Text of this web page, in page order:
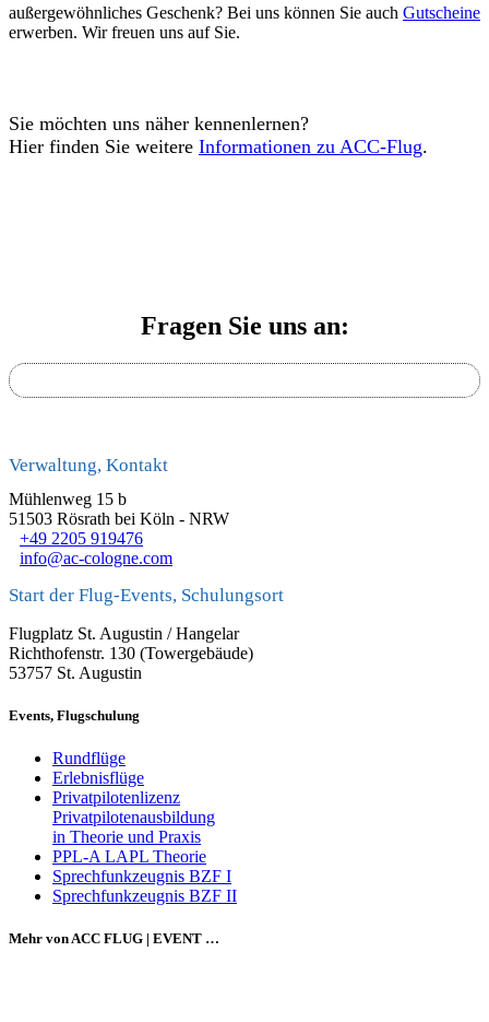
außergewöhnliches Geschenk? Bei uns können Sie auch Gutscheine
erwerben. Wir freuen uns auf Sie.
Sie möchten uns näher kennenlernen?
Hier finden Sie weitere Informationen zu ACC-Flug.
Fragen Sie uns an:
Verwaltung, Kontakt
Mühlenweg 15 b
51503 Rösrath bei Köln - NRW
+49 2205 919476
info@ac-cologne.com
Start der Flug-Events, Schulungsort
Flugplatz St. Augustin / Hangelar
Richthofenstr. 130 (Towergebäude)
53757 St. Augustin
Events, Flugschulung
Rundflüge
Erlebnisflüge
Privatpilotenlizenz
Privatpilotenausbildung
in Theorie und Praxis
PPL-A LAPL Theorie
Sprechfunkzeugnis BZF I
Sprechfunkzeugnis BZF II
Mehr von ACC FLUG | EVENT …